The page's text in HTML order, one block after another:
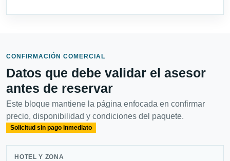
CONFIRMACIÓN COMERCIAL
Datos que debe validar el asesor
antes de reservar
Este bloque mantiene la página enfocada en confirmar
precio, disponibilidad y condiciones del paquete.
Solicitud sin pago inmediato
HOTEL Y ZONA